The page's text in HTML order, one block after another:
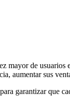
mayor de usuarios
aumentar sus
garantizar que